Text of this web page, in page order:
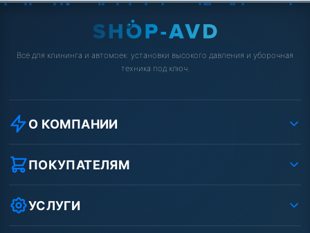
Всё для клининга и автомоек: установки высокого давления и уборочная
техника под ключ.
О КОМПАНИИ
О компании
Реквизиты ООО «Шоп АВД»
Условия соглашения
Вакансии
ПОКУПАТЕЛЯМ
Как заказать?
Оплата
УСЛУГИ
Ремонт АВД